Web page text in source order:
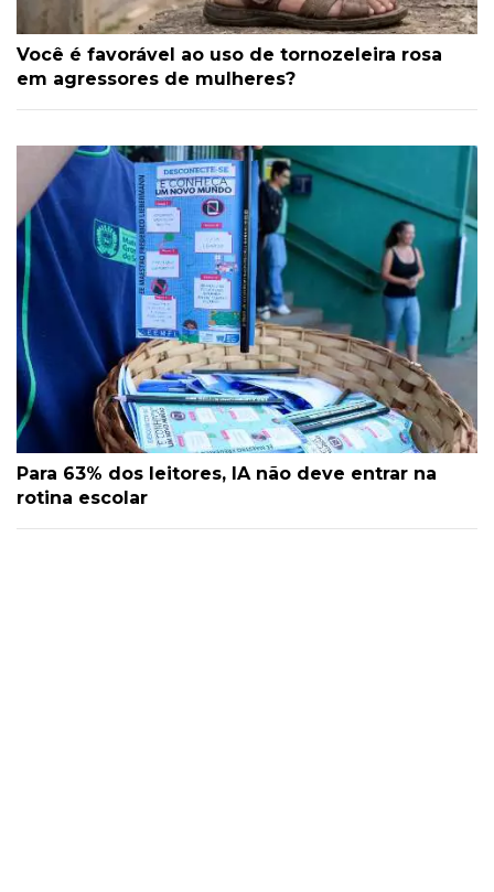
Você é favorável ao uso de tornozeleira rosa
em agressores de mulheres?
Para 63% dos leitores, IA não deve entrar na
rotina escolar